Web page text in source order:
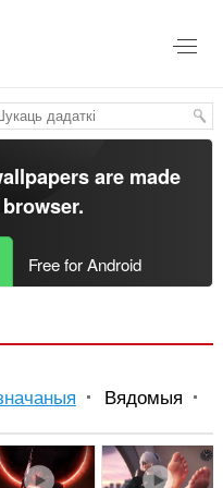
are made
.
Free for Android
Вядомыя